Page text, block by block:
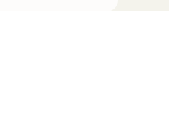
de Volvo V90